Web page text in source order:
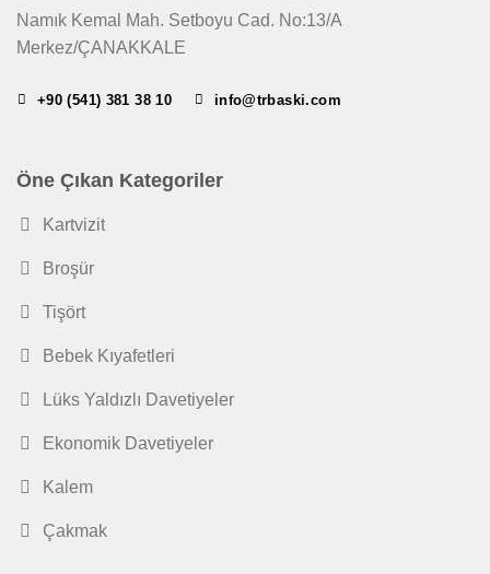
Namık Kemal Mah. Setboyu Cad. No:13/A
Merkez/ÇANAKKALE
+90 (541) 381 38 10 info@trbaski.com
Öne Çıkan Kategoriler
Kartvizit
Broşür
Tişört
Bebek Kıyafetleri
Lüks Yaldızlı Davetiyeler
Ekonomik Davetiyeler
Kalem
Çakmak